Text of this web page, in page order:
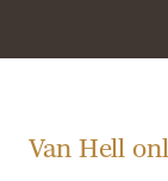
Van Hell